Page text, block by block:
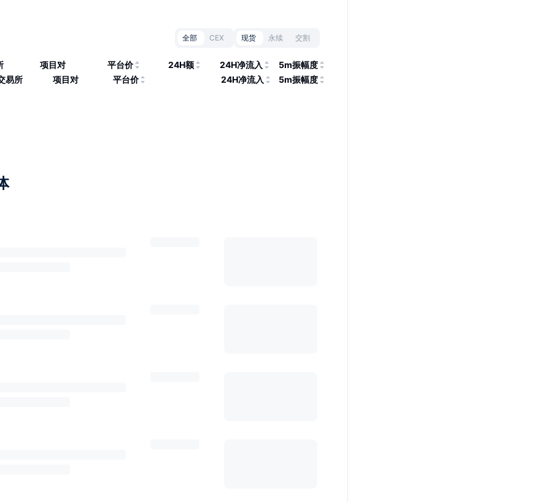
全部 CEX 现货 永续 交割
项目对 平台价 24H额 24H净流入
5m振幅度
易所
项目对 平台价 24H净流入 5m振幅度